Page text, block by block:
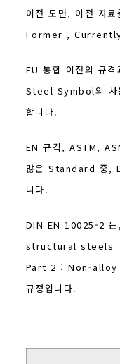
이전 도면, 이전 자
Former ,
EU 통합 이전의 규
Steel Symbol의 사
합니다.
EN 규격, ASTM,
많은 Standard 중,
니다.
DIN EN 10025-2
structural steels
Part 2 : Non-
규정입니다.